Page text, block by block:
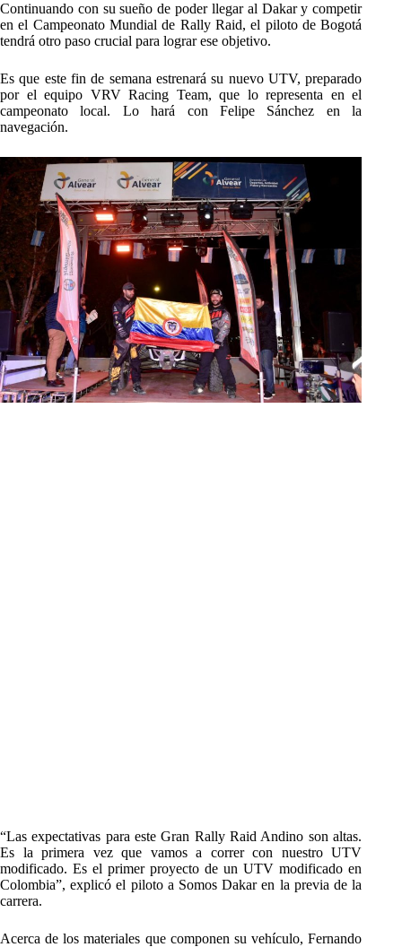
Continuando con su sueño de poder llegar al Dakar y competir
en el Campeonato Mundial de Rally Raid, el piloto de Bogotá
tendrá otro paso crucial para lograr ese objetivo.
Es que este fin de semana estrenará su nuevo UTV, preparado
por el equipo VRV Racing Team, que lo representa en el
campeonato local. Lo hará con Felipe Sánchez en la
navegación.
“Las expectativas para este Gran Rally Raid Andino son altas.
Es la primera vez que vamos a correr con nuestro UTV
modificado. Es el primer proyecto de un UTV modificado en
Colombia”, explicó el piloto a Somos Dakar en la previa de la
carrera.
Acerca de los materiales que componen su vehículo, Fernando